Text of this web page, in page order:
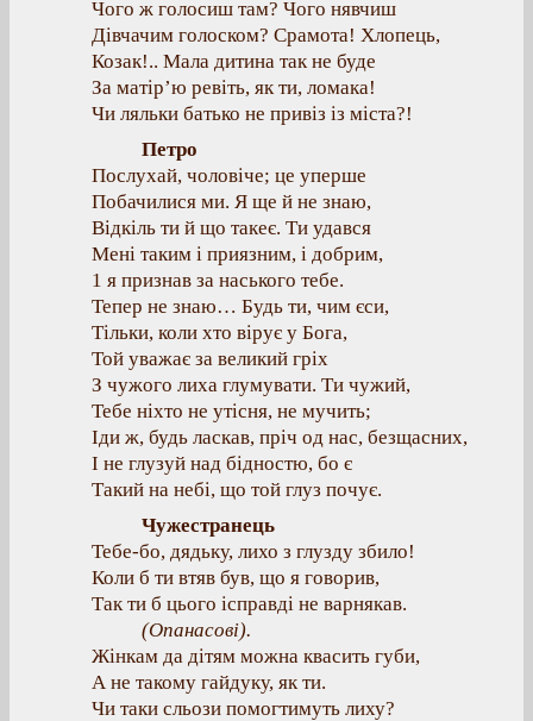
Чого ж голосиш там? Чого нявчиш
Дівчачим голоском? Срамота! Хлопець,
Козак!.. Мала дитина так не буде
За матір’ю ревіть, як ти, ломака!
Чи ляльки батько не привіз із міста?!
Петро
Послухай, чоловіче; це уперше
Побачилися ми. Я ще й не знаю,
Відкіль ти й що такеє. Ти удався
Мені таким і приязним, і добрим,
1 я признав за наського тебе.
Тепер не знаю… Будь ти, чим єси,
Тільки, коли хто вірує у Бога,
Той уважає за великий гріх
З чужого лиха глумувати. Ти чужий,
Тебе ніхто не утісня, не мучить;
Іди ж, будь ласкав, пріч од нас, безщасних,
І не глузуй над бідностю, бо є
Такий на небі, що той глуз почує.
Чужестранець
Тебе-бо, дядьку, лихо з глузду збило!
Коли б ти втяв був, що я говорив,
Так ти б цього ісправді не варнякав.
(Опанасові).
Жінкам да дітям можна квасить губи,
А не такому гайдуку, як ти.
Чи таки сльози помогтимуть лиху?